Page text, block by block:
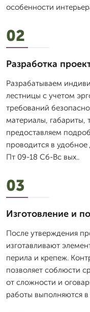
особенности
02
Разработка
Разрабатываем
лестницы с учетом
требований
материалы, габариты,
предоставляем
проводится в
Пт 09-18 Сб-Вс вых..
03
Изготовление и
После утверждения
изготавливают
перила и крепеж.
позволяет соблюсти
от сложности и
работы выполняются в